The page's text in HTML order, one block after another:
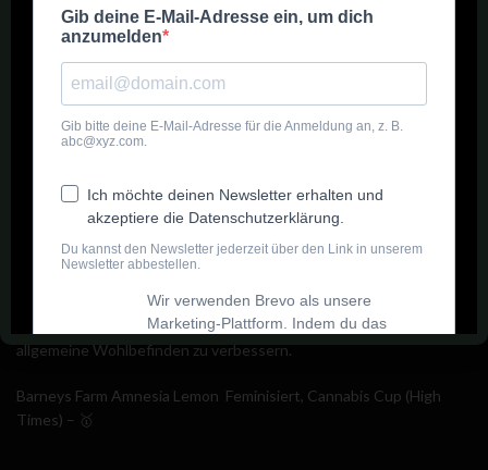
bevorzugt dabei allerdings ein mildes Klima. Sie wird mittelgroß und
braucht zwischen 65 und 75 Tagen bis zur vollständigen Blüte. Wer
die Pflanze regelmäßig schneidet, sorgt für eine bessere
Luftzirkulation und mehr Licht, was den Ertrag steigern kann.
Aufgrund ihrer Stabilität ist sie bei vielen Growern sehr beliebt.
Geschmack und Wirkung
Das Aroma dieser Sorte ist geprägt von intensiven Zitronennoten,
ergänzt durch eine süße, erdige Skunk-Note. Das High ist
energiegeladen und hebt die Stimmung, ideal um Stress abzubauen
einer guten Linderung bei Schmerzen, Stress und Stimmungstiefs.
Zudem kann die Sorte helfen, Müdigkeit zu bekämpfen und das
allgemeine Wohlbefinden zu verbessern.
Barneys Farm Amnesia Lemon Feminisiert, Cannabis Cup (High
Times) – 🥇